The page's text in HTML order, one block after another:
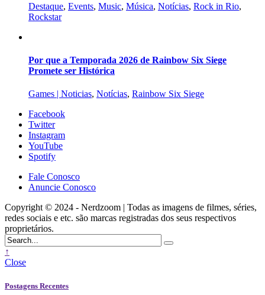
Destaque, Events, Music, Música, Notícias, Rock in Rio,
Rockstar
Por que a Temporada 2026 de Rainbow Six Siege
Promete ser Histórica
Games | Noticias, Notícias, Rainbow Six Siege
Facebook
Twitter
Instagram
YouTube
Spotify
Fale Conosco
Anuncie Conosco
Copyright © 2024 - Nerdzoom | Todas as imagens de filmes, séries,
redes sociais e etc. são marcas registradas dos seus respectivos
proprietários.
↑
Close
Postagens Recentes